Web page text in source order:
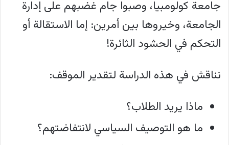
جامعة كولومبيا، وصبوا جام غضبهم على إدارة
الجامعة، وخيروها بين أمرين: إما الاستقالة أو
التحكم في الحشود الثائرة!
نناقش في هذه الدراسة لتقدير الموقف:
ماذا يريد الطلاب؟
ما هو التوصيف السياسي لانتفاضتهم؟